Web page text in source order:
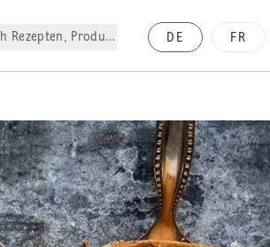
Rezepten, Produkte, etc. DE FR